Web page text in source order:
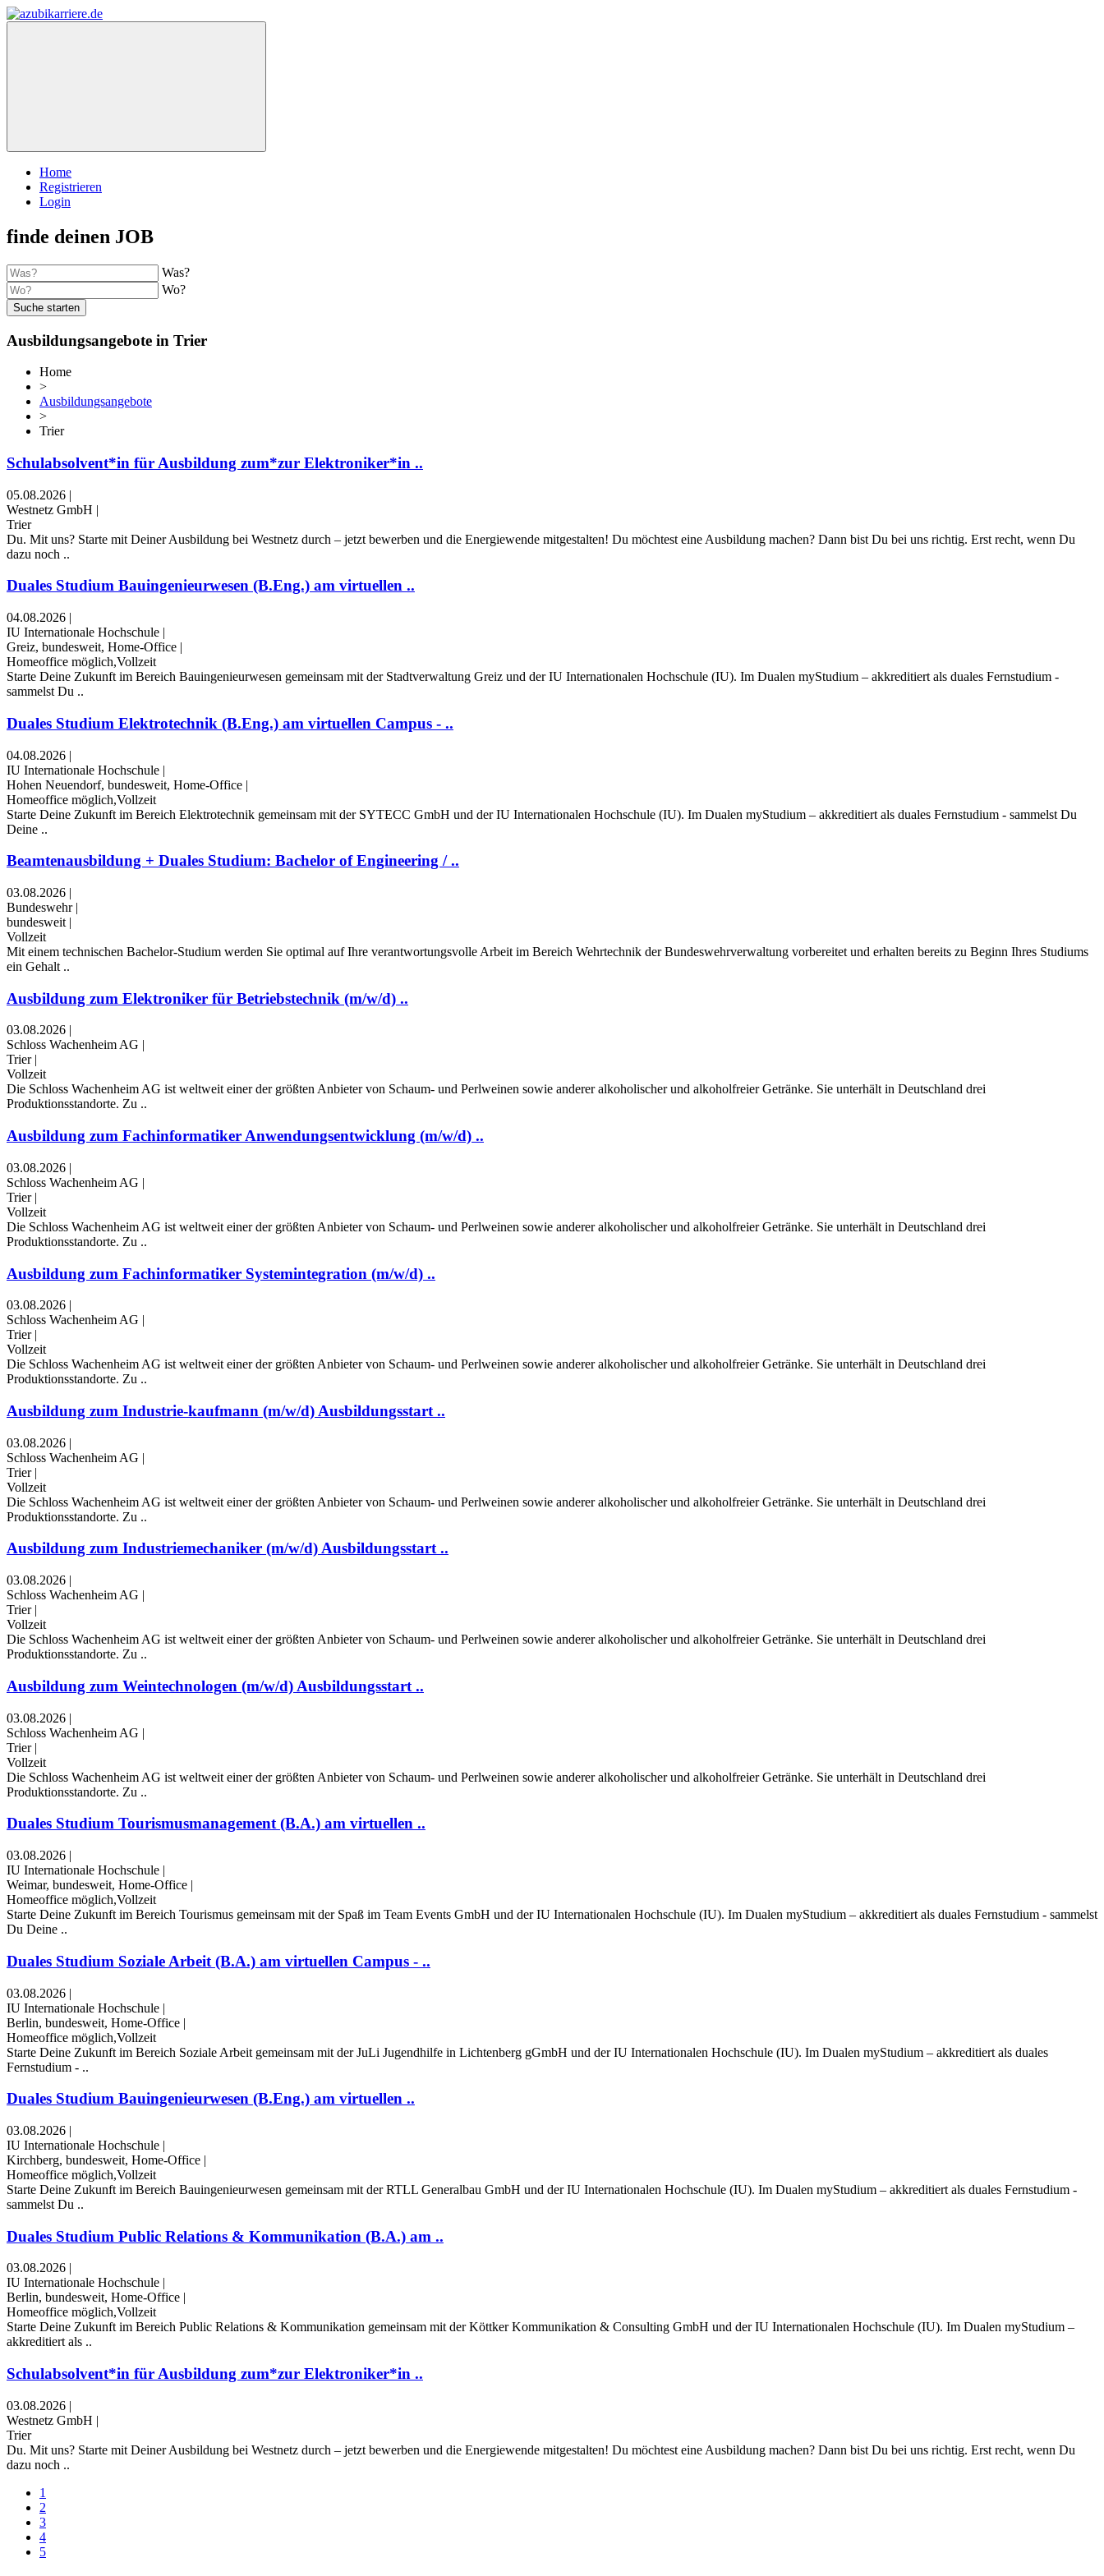
Home
Registrieren
Login
finde deinen JOB
Was?
Wo?
Suche starten
Ausbildungsangebote in Trier
Home
>
Ausbildungsangebote
>
Trier
Schulabsolvent*in für Ausbildung zum*zur Elektroniker*in ..
05.08.2026 |
Westnetz GmbH |
Trier
Du. Mit uns? Starte mit Deiner Ausbildung bei Westnetz durch – jetzt bewerben und die Energiewende mitgestalten! Du möchtest eine Ausbildung machen? Dann bist Du bei uns richtig. Erst recht, wenn Du
dazu noch ..
Duales Studium Bauingenieurwesen (B.Eng.) am virtuellen ..
04.08.2026 |
IU Internationale Hochschule |
Greiz, bundesweit, Home-Office |
Homeoffice möglich,Vollzeit
Starte Deine Zukunft im Bereich Bauingenieurwesen gemeinsam mit der Stadtverwaltung Greiz und der IU Internationalen Hochschule (IU). Im Dualen myStudium – akkreditiert als duales Fernstudium -
sammelst Du ..
Duales Studium Elektrotechnik (B.Eng.) am virtuellen Campus - ..
04.08.2026 |
IU Internationale Hochschule |
Hohen Neuendorf, bundesweit, Home-Office |
Homeoffice möglich,Vollzeit
Starte Deine Zukunft im Bereich Elektrotechnik gemeinsam mit der SYTECC GmbH und der IU Internationalen Hochschule (IU). Im Dualen myStudium – akkreditiert als duales Fernstudium - sammelst Du
Deine ..
Beamtenausbildung + Duales Studium: Bachelor of Engineering / ..
03.08.2026 |
Bundeswehr |
bundesweit |
Vollzeit
Mit einem technischen Bachelor-Studium werden Sie optimal auf Ihre verantwortungsvolle Arbeit im Bereich Wehrtechnik der Bundeswehrverwaltung vorbereitet und erhalten bereits zu Beginn Ihres Studiums
ein Gehalt ..
Ausbildung zum Elektroniker für Betriebstechnik (m/w/d) ..
03.08.2026 |
Schloss Wachenheim AG |
Trier |
Vollzeit
Die Schloss Wachenheim AG ist weltweit einer der größten Anbieter von Schaum- und Perlweinen sowie anderer alkoholischer und alkoholfreier Getränke. Sie unterhält in Deutschland drei
Produktionsstandorte. Zu ..
Ausbildung zum Fachinformatiker Anwendungsentwicklung (m/w/d) ..
03.08.2026 |
Schloss Wachenheim AG |
Trier |
Vollzeit
Die Schloss Wachenheim AG ist weltweit einer der größten Anbieter von Schaum- und Perlweinen sowie anderer alkoholischer und alkoholfreier Getränke. Sie unterhält in Deutschland drei
Produktionsstandorte. Zu ..
Ausbildung zum Fachinformatiker Systemintegration (m/w/d) ..
03.08.2026 |
Schloss Wachenheim AG |
Trier |
Vollzeit
Die Schloss Wachenheim AG ist weltweit einer der größten Anbieter von Schaum- und Perlweinen sowie anderer alkoholischer und alkoholfreier Getränke. Sie unterhält in Deutschland drei
Produktionsstandorte. Zu ..
Ausbildung zum Industrie-kaufmann (m/w/d) Ausbildungsstart ..
03.08.2026 |
Schloss Wachenheim AG |
Trier |
Vollzeit
Die Schloss Wachenheim AG ist weltweit einer der größten Anbieter von Schaum- und Perlweinen sowie anderer alkoholischer und alkoholfreier Getränke. Sie unterhält in Deutschland drei
Produktionsstandorte. Zu ..
Ausbildung zum Industriemechaniker (m/w/d) Ausbildungsstart ..
03.08.2026 |
Schloss Wachenheim AG |
Trier |
Vollzeit
Die Schloss Wachenheim AG ist weltweit einer der größten Anbieter von Schaum- und Perlweinen sowie anderer alkoholischer und alkoholfreier Getränke. Sie unterhält in Deutschland drei
Produktionsstandorte. Zu ..
Ausbildung zum Weintechnologen (m/w/d) Ausbildungsstart ..
03.08.2026 |
Schloss Wachenheim AG |
Trier |
Vollzeit
Die Schloss Wachenheim AG ist weltweit einer der größten Anbieter von Schaum- und Perlweinen sowie anderer alkoholischer und alkoholfreier Getränke. Sie unterhält in Deutschland drei
Produktionsstandorte. Zu ..
Duales Studium Tourismusmanagement (B.A.) am virtuellen ..
03.08.2026 |
IU Internationale Hochschule |
Weimar, bundesweit, Home-Office |
Homeoffice möglich,Vollzeit
Starte Deine Zukunft im Bereich Tourismus gemeinsam mit der Spaß im Team Events GmbH und der IU Internationalen Hochschule (IU). Im Dualen myStudium – akkreditiert als duales Fernstudium - sammelst
Du Deine ..
Duales Studium Soziale Arbeit (B.A.) am virtuellen Campus - ..
03.08.2026 |
IU Internationale Hochschule |
Berlin, bundesweit, Home-Office |
Homeoffice möglich,Vollzeit
Starte Deine Zukunft im Bereich Soziale Arbeit gemeinsam mit der JuLi Jugendhilfe in Lichtenberg gGmbH und der IU Internationalen Hochschule (IU). Im Dualen myStudium – akkreditiert als duales
Fernstudium - ..
Duales Studium Bauingenieurwesen (B.Eng.) am virtuellen ..
03.08.2026 |
IU Internationale Hochschule |
Kirchberg, bundesweit, Home-Office |
Homeoffice möglich,Vollzeit
Starte Deine Zukunft im Bereich Bauingenieurwesen gemeinsam mit der RTLL Generalbau GmbH und der IU Internationalen Hochschule (IU). Im Dualen myStudium – akkreditiert als duales Fernstudium -
sammelst Du ..
Duales Studium Public Relations & Kommunikation (B.A.) am ..
03.08.2026 |
IU Internationale Hochschule |
Berlin, bundesweit, Home-Office |
Homeoffice möglich,Vollzeit
Starte Deine Zukunft im Bereich Public Relations & Kommunikation gemeinsam mit der Köttker Kommunikation & Consulting GmbH und der IU Internationalen Hochschule (IU). Im Dualen myStudium –
akkreditiert als ..
Schulabsolvent*in für Ausbildung zum*zur Elektroniker*in ..
03.08.2026 |
Westnetz GmbH |
Trier
Du. Mit uns? Starte mit Deiner Ausbildung bei Westnetz durch – jetzt bewerben und die Energiewende mitgestalten! Du möchtest eine Ausbildung machen? Dann bist Du bei uns richtig. Erst recht, wenn Du
dazu noch ..
1
2
3
4
5